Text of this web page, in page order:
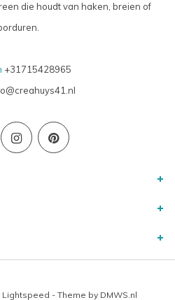
die houdt van haken, breien of
+31715428965
Lightspeed - Theme by DMWS.nl